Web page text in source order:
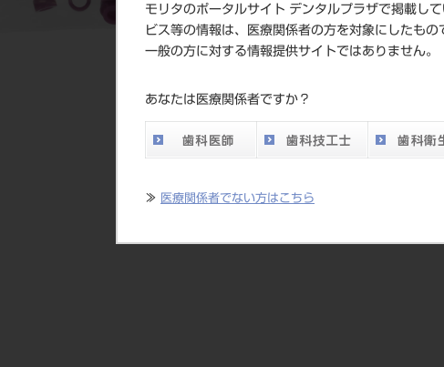
モリタのポータルサイト デンタルプラザで掲載し
ビス等の情報は、医療関係者の方を対象にしたもの
一般の方に対する情報提供サイトではありません。
あなたは医療関係者ですか？
≫ 医療関係者でない方はこちら
メーカー
ジ